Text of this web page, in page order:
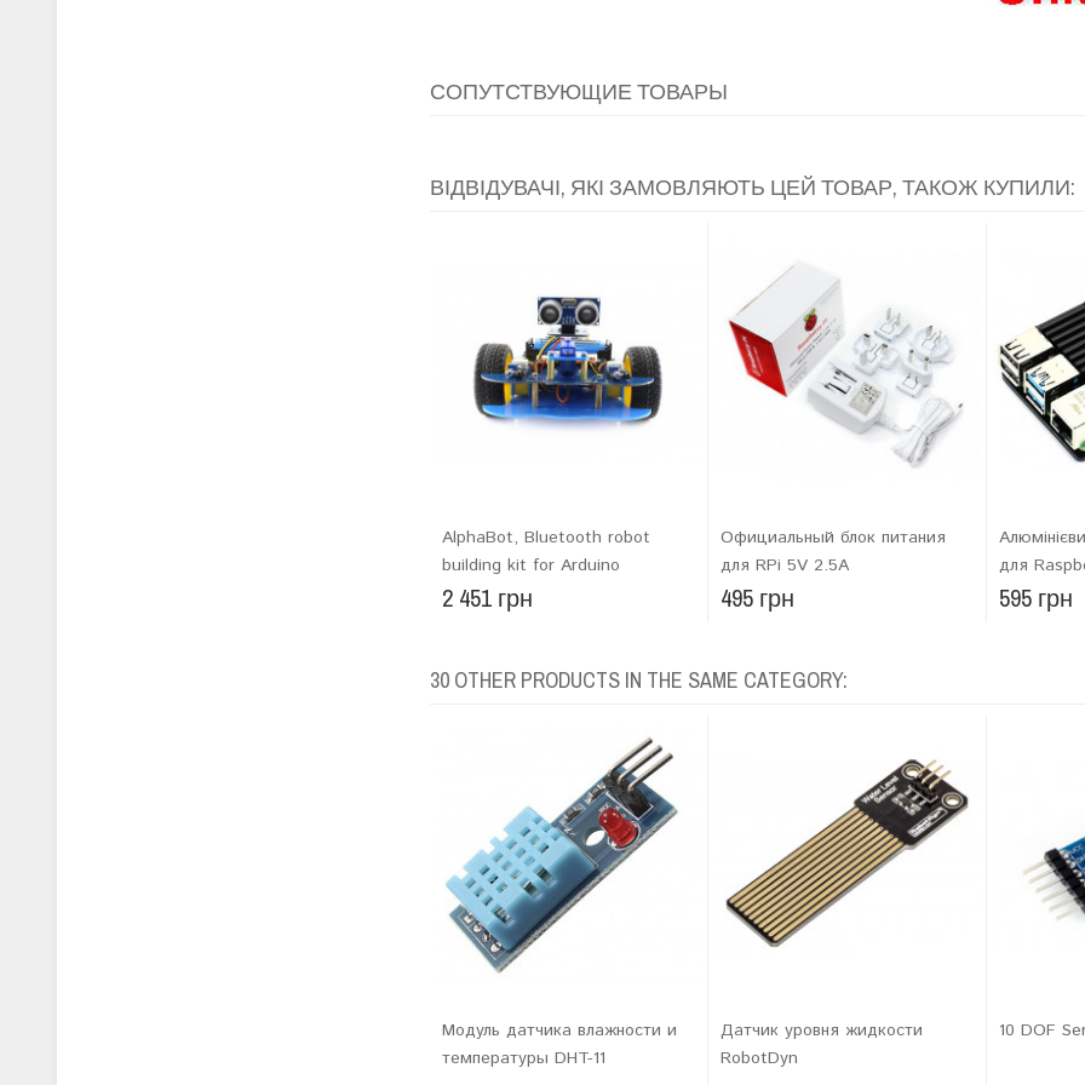
СОПУТСТВУЮЩИЕ ТОВАРЫ
ВІДВІДУВАЧІ, ЯКІ ЗАМОВЛЯЮТЬ ЦЕЙ ТОВАР, ТАКОЖ КУПИЛИ:
AlphaBot, Bluetooth robot
building kit for Arduino
2 451 грн
Официальный блок питания
для RPi 5V 2.5A
495 грн
для
595 грн
30 OTHER PRODUCTS IN THE SAME CATEGORY:
Модуль датчика влажности и
температуры DHT-11
Датчик уровня жидкости
RobotDyn
10 DOF